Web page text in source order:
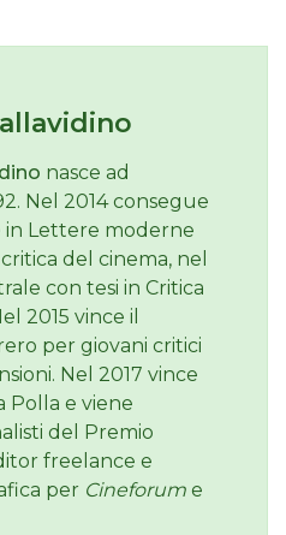
nasce ad
Nel 2014 consegue
in Lettere moderne
del cinema, nel
con tesi in Critica
2015 vince il
per giovani critici
Nel 2017 vince
Polla e viene
del Premio
freelance e
per Cineforum e